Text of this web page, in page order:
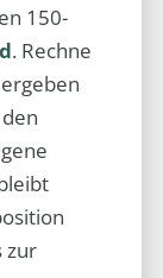
150-
. Rechne
zur